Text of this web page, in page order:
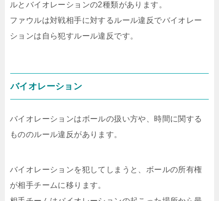
ルとバイオレーションの2種類があります。
ファウルは対戦相手に対するルール違反でバイオレー
ションは自ら犯すルール違反です。
バイオレーション
バイオレーションはボールの扱い方や、時間に関する
もののルール違反があります。
バイオレーションを犯してしまうと、ボールの所有権
が相手チームに移ります。